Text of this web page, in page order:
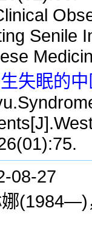
Senile
失眠的
08-27
(1984—)